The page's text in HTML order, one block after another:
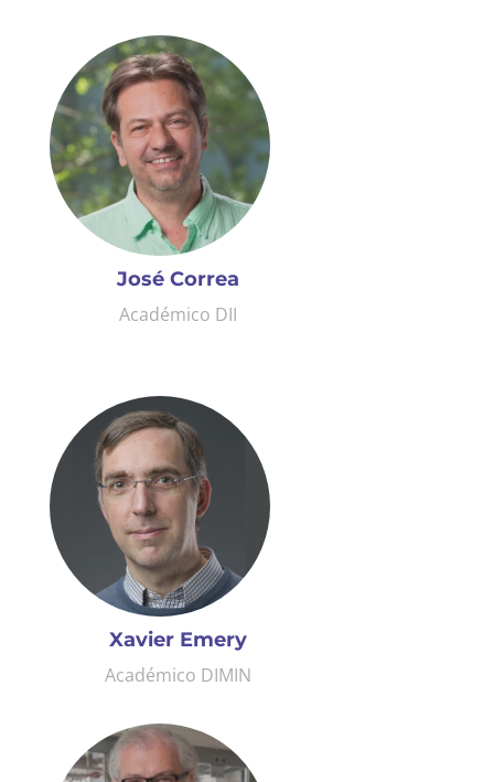
José Correa
Académico DII
Xavier Emery
Académico DIMIN